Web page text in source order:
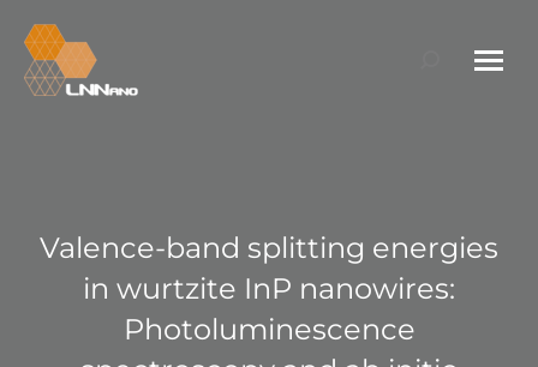
Search:
Valence-band splitting energies
in wurtzite InP nanowires:
Photoluminescence